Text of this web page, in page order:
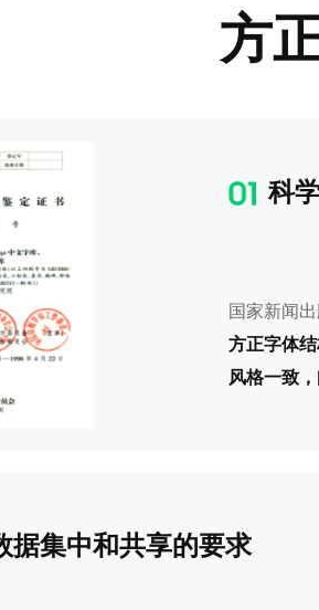
方
科
国家新闻
方正字体
风格一致
据集中和共享的要求